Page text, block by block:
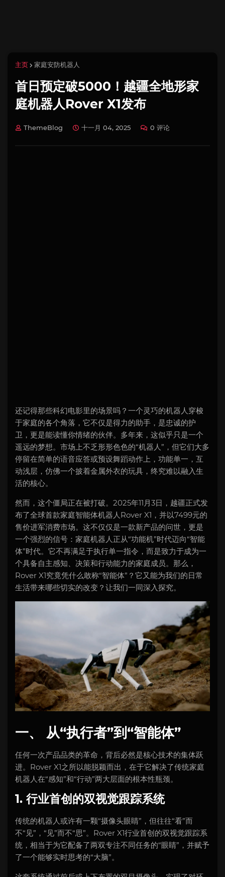
主页 家庭安防机器人
首日预定破5000！越疆全地形家
庭机器人Rover X1发布
ThemeBlog 十一月 04, 2025 0 评论
还记得那些科幻电影里的场景吗？一个灵巧的机器人穿梭
于家庭的各个角落，它不仅是得力的助手，是忠诚的护
卫，更是能读懂你情绪的伙伴。多年来，这似乎只是一个
遥远的梦想。市场上不乏形形色色的“机器人”，但它们大多
停留在简单的语音应答或预设舞蹈动作上，功能单一，互
动浅层，仿佛一个披着金属外衣的玩具，终究难以融入生
活的核心。
然而，这个僵局正在被打破。2025年11月3日，越疆正式发
布了全球首款家庭智能体机器人Rover X1，并以7499元的
售价进军消费市场。这不仅仅是一款新产品的问世，更是
一个强烈的信号：家庭机器人正从“功能机”时代迈向“智能
体”时代。它不再满足于执行单一指令，而是致力于成为一
个具备自主感知、决策和行动能力的家庭成员。那么，
Rover X1究竟凭什么敢称“智能体”？它又能为我们的日常
生活带来哪些切实的改变？让我们一同深入探究。
一、 从“执行者”到“智能体”
任何一次产品品类的革命，背后必然是核心技术的集体跃
进。Rover X1之所以能脱颖而出，在于它解决了传统家庭
机器人在“感知”和“行动”两大层面的根本性瓶颈。
1. 行业首创的双视觉跟踪系统
传统的机器人或许有一颗“摄像头眼睛”，但往往“看”而
不“见”，“见”而不“思”。Rover X1行业首创的双视觉跟踪系
统，相当于为它配备了两双专注不同任务的“眼睛”，并赋予
了一个能够实时思考的“大脑”。